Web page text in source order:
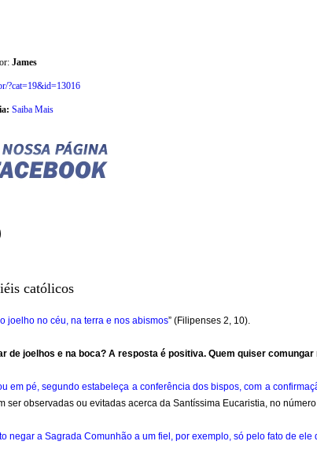
James
?cat=19&id=13016
Saiba Mais
católicos
joelho no céu, na terra e nos abismos” (Filipenses 2, 10).
de joelhos e na boca? A resposta é positiva. Quem quiser comungar
em pé, segundo estabeleça a conferência dos bispos, com a
ser observadas ou evitadas acerca da Santíssima Eucaristia, no
negar a Sagrada Comunhão a um fiel, por exemplo, só pelo fato de